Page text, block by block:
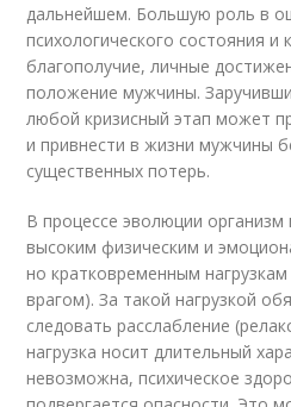
дальнейшем. Большую роль в
психологического состояния и
благополучие, личные
положение мужчины.
любой кризисный этап может
и привнести в жизни мужчины
существенных потерь.
В процессе эволюции
высоким физическим и
но кратковременным
врагом). За такой нагрузкой
следовать расслабление
нагрузка носит длительный
невозможна, психическое